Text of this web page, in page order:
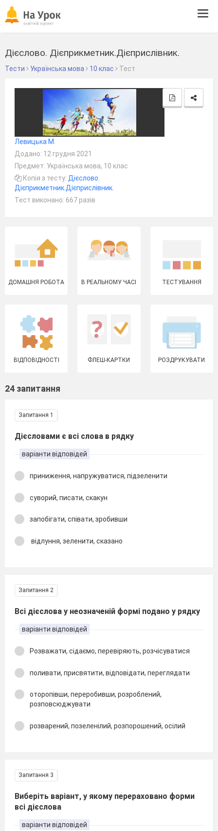
Дієслово. Дієприкметник.Дієприслівник.
Тести Українська мова 10 клас Тест
Левицька М.
Додано: 12 грудня 2021
Предмет: Українська мова, 10 клас
Копія з тесту: Дієслово.
Дієприкметник.Дієприслівник.
Тест виконано: 667 разів
ДОМАШНЯ РОБОТА В РЕАЛЬНОМУ ЧАСІ ТЕСТУВАННЯ
ВІДПОВІДНОСТІ ФЛЕШ-КАРТКИ РОЗДРУКУВАТИ
24 запитання
Запитання 1
Дієсловами є всі слова в рядку
варіанти відповідей
приниження, напружуватися, підзеленити
суворий, писати, скакун
запобігати, співати, зробивши
відлуння, зеленити, сказано
Запитання 2
Всі дієслова у неозначеній формі подано у рядку
варіанти відповідей
Розважати, сідаємо, перевіряють, розчісуватися
поливати, присвятити, відповідати, переглядати
оторопівши, переробивши, розроблений,
розповсюджувати
розварений, позеленілий, розпорошений, осілий
Запитання 3
Виберіть варіант, у якому перераховано форми
всі дієслова
варіанти відповідей